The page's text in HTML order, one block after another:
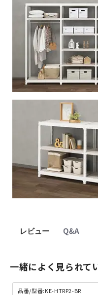
レビュー Q&A
一緒によく見られて
品番/型番:KE-HTRP2-BR